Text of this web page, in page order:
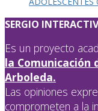
SERGIO
Es un proyecto
la Comunicación
Arboleda.
Las opiniones
comprometen a la